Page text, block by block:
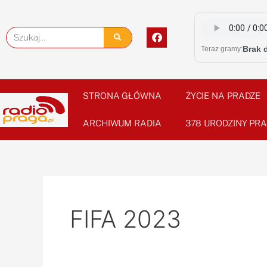
content
Szukaj
F
a
c
o
o
k
Teraz gramy:Brak
STRONA GŁÓWNA ŻYCIE NA PRADZE
ARCHIWUM RADIA 378 URODZINY
FIFA 2023